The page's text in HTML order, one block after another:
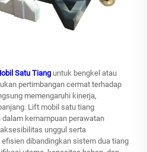
Satu Tiang untuk bengkel atau
pertimbangan cermat terhadap
memengaruhi kinerja,
Lift mobil satu tiang
kemampuan perawatan
unggul serta
dibandingkan sistem dua tiang